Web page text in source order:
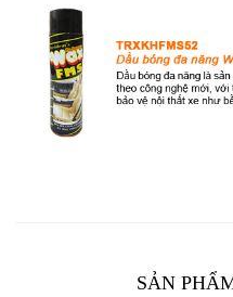
SẢN